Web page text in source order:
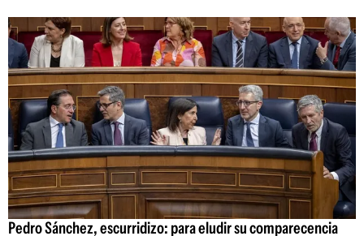
Pedro Sánchez, escurridizo: para eludir su comparecencia